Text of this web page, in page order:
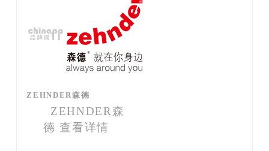
ZEHNDER森德
ZEHNDER森
德 查看详情